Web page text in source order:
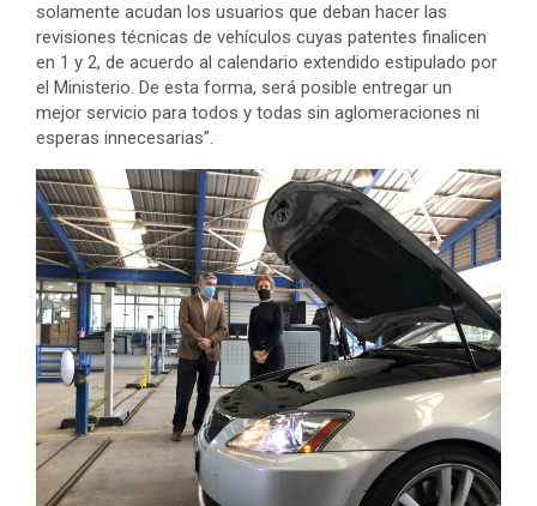
solamente acudan los usuarios que deban hacer las
revisiones técnicas de vehículos cuyas patentes finalicen
en 1 y 2, de acuerdo al calendario extendido estipulado por
el Ministerio. De esta forma, será posible entregar un
mejor servicio para todos y todas sin aglomeraciones ni
esperas innecesarias”.